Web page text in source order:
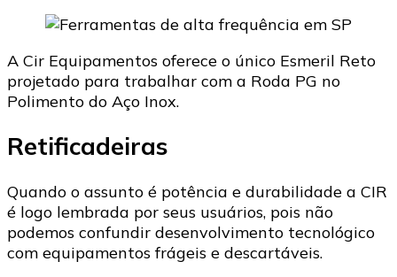
A Cir Equipamentos oferece o único Esmeril Reto
projetado para trabalhar com a Roda PG no
Polimento do Aço Inox.
Retificadeiras
Quando o assunto é potência e durabilidade a CIR
é logo lembrada por seus usuários, pois não
podemos confundir desenvolvimento tecnológico
com equipamentos frágeis e descartáveis.